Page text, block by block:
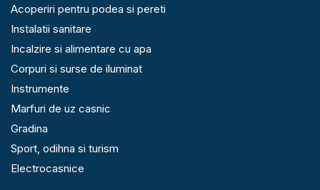
Acoperiri pentru podea si pereti
Instalatii sanitare
Incalzire si alimentare cu apa
Corpuri si surse de iluminat
Instrumente
Marfuri de uz casnic
Gradina
Sport, odihna si turism
Electrocasnice